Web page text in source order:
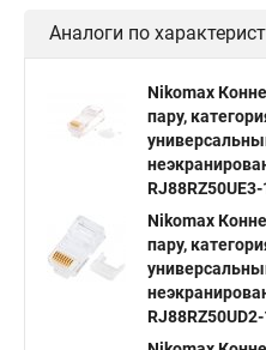
Аналоги по
Nikomax
пару,
Nikomax
пару,